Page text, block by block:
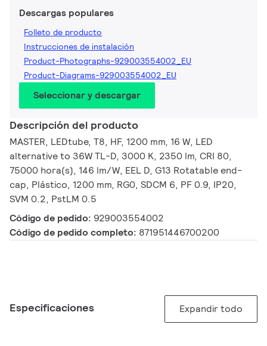
Descargas populares
Folleto de producto
Instrucciones de instalación
Product-Photographs-929003554002_EU
Product-Diagrams-929003554002_EU
Seleccionar y descargar
Descripción del producto
MASTER, LEDtube, T8, HF, 1200 mm, 16 W, LED
alternative to 36W TL-D, 3000 K, 2350 lm, CRI 80,
75000 hora(s), 146 lm/W, EEL D, G13 Rotatable end-
cap, Plástico, 1200 mm, RG0, SDCM 6, PF 0.9, IP20,
SVM 0.2, PstLM 0.5
Código de pedido: 929003554002
Código de pedido completo: 871951446700200
Especificaciones Expandir todo